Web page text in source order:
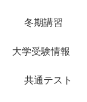
冬期講習
大学受験情報
共通テスト